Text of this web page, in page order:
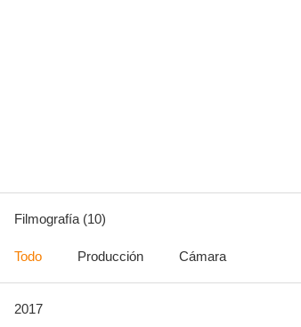
Filmografía (10)
Todo Producción Cámara
2017